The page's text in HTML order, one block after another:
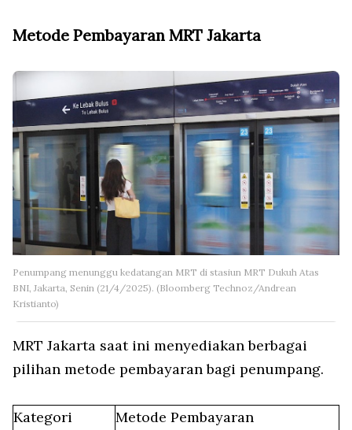
Metode Pembayaran MRT Jakarta
Penumpang menunggu kedatangan MRT di stasiun MRT Dukuh Atas
BNI, Jakarta, Senin (21/4/2025). (Bloomberg Technoz/Andrean
Kristianto)
MRT Jakarta saat ini menyediakan berbagai
pilihan metode pembayaran bagi penumpang.
Kategori Metode Pembayaran